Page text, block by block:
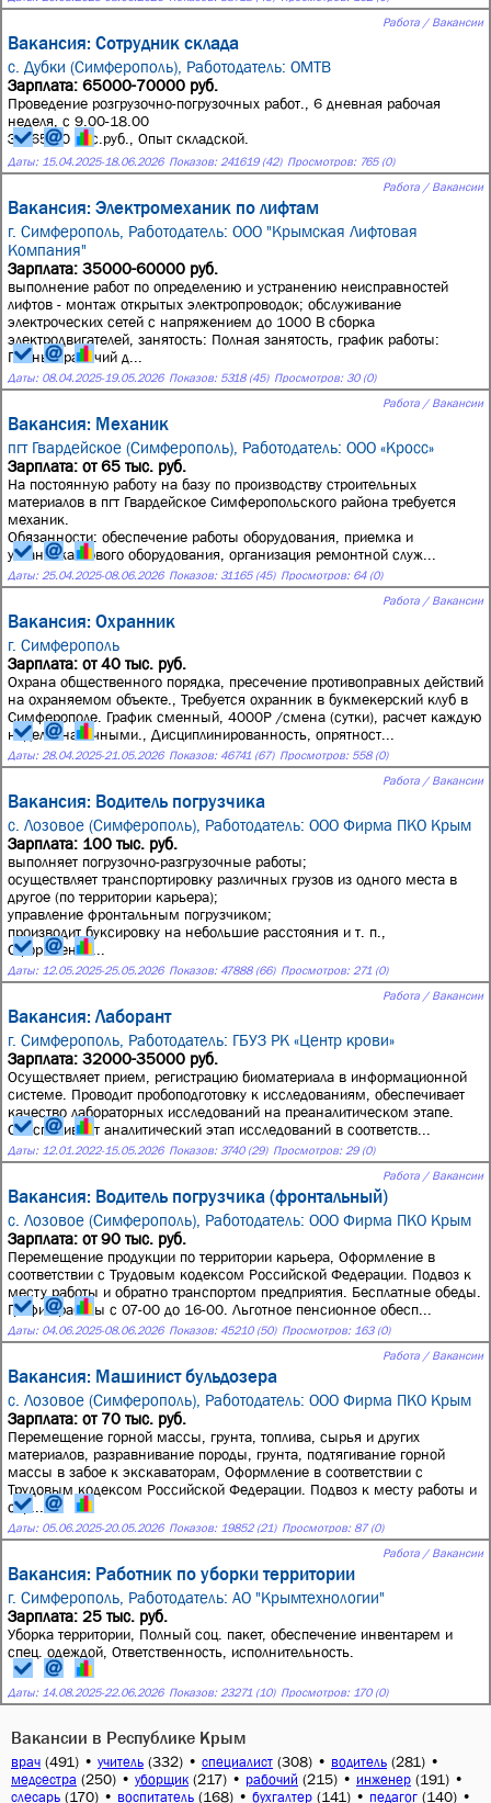
Работа / Вакансии
Вакансия: Сотрудник склада
с. Дубки (Симферополь), Работодатель: ОМТВ
Зарплата: 65000-70000 руб.
Проведение розгрузочно-погрузочных работ., 6 дневная рабочая
неделя, с 9.00-18.00
ЗП 65-70 тыс.руб., Опыт складской.
Даты: 15.04.2025-18.06.2026 Показов: 241619 (42) Просмотров: 765 (0)
Работа / Вакансии
Вакансия: Электромеханик по лифтам
г. Симферополь, Работодатель: ООО "Крымская Лифтовая
Компания"
Зарплата: 35000-60000 руб.
выполнение работ по определению и устранению неисправностей
лифтов - монтаж открытых электропроводок; обслуживание
электроческих сетей с напряжением до 1000 В сборка
электродвигателей, занятость: Полная занятость, график работы:
Полный рабочий д...
Даты: 08.04.2025-19.05.2026 Показов: 5318 (45) Просмотров: 30 (0)
Работа / Вакансии
Вакансия: Механик
пгт Гвардейское (Симферополь), Работодатель: ООО «Кросс»
Зарплата: от 65 тыс. руб.
На постоянную работу на базу по производству строительных
материалов в пгт Гвардейское Симферопольского района требуется
механик.
Обязанности: обеспечение работы оборудования, приемка и
установка нового оборудования, организация ремонтной служ...
Даты: 25.04.2025-08.06.2026 Показов: 31165 (45) Просмотров: 64 (0)
Работа / Вакансии
Вакансия: Охранник
г. Симферополь
Зарплата: от 40 тыс. руб.
Охрана общественного порядка, пресечение противоправных действий
на охраняемом объекте., Требуется охранник в букмекерский клуб в
Симферополе. График сменный, 4000Р /смена (сутки), расчет каждую
неделю наличными., Дисциплинированность, опрятност...
Даты: 28.04.2025-21.05.2026 Показов: 46741 (67) Просмотров: 558 (0)
Работа / Вакансии
Вакансия: Водитель погрузчика
с. Лозовое (Симферополь), Работодатель: ООО Фирма ПКО Крым
Зарплата: 100 тыс. руб.
выполняет погрузочно-разгрузочные работы;
осуществляет транспортировку различных грузов из одного места в
другое (по территории карьера);
управление фронтальным погрузчиком;
производит буксировку на небольшие расстояния и т. п.,
Оформление...
Даты: 12.05.2025-25.05.2026 Показов: 47888 (66) Просмотров: 271 (0)
Работа / Вакансии
Вакансия: Лаборант
г. Симферополь, Работодатель: ГБУЗ РК «Центр крови»
Зарплата: 32000-35000 руб.
Осуществляет прием, регистрацию биоматериала в информационной
системе. Проводит пробоподготовку к исследованиям, обеспечивает
качество лабораторных исследований на преаналитическом этапе.
Обеспечивает аналитический этап исследований в соответств...
Даты: 12.01.2022-15.05.2026 Показов: 3740 (29) Просмотров: 29 (0)
Работа / Вакансии
Вакансия: Водитель погрузчика (фронтальный)
с. Лозовое (Симферополь), Работодатель: ООО Фирма ПКО Крым
Зарплата: от 90 тыс. руб.
Перемещение продукции по территории карьера, Оформление в
соответствии с Трудовым кодексом Российской Федерации. Подвоз к
месту работы и обратно транспортом предприятия. Бесплатные обеды.
График работы с 07-00 до 16-00. Льготное пенсионное обесп...
Даты: 04.06.2025-08.06.2026 Показов: 45210 (50) Просмотров: 163 (0)
Работа / Вакансии
Вакансия: Машинист бульдозера
с. Лозовое (Симферополь), Работодатель: ООО Фирма ПКО Крым
Зарплата: от 70 тыс. руб.
Перемещение горной массы, грунта, топлива, сырья и других
материалов, разравнивание породы, грунта, подтягивание горной
массы в забое к экскаваторам, Оформление в соответствии с
Трудовым кодексом Российской Федерации. Подвоз к месту работы и
обр...
Даты: 05.06.2025-20.05.2026 Показов: 19852 (21) Просмотров: 87 (0)
Работа / Вакансии
Вакансия: Работник по уборки территории
г. Симферополь, Работодатель: АО "Крымтехнологии"
Зарплата: 25 тыс. руб.
Уборка территории, Полный соц. пакет, обеспечение инвентарем и
спец. одеждой, Ответственность, исполнительность.
Даты: 14.08.2025-22.06.2026 Показов: 23271 (10) Просмотров: 170 (0)
Вакансии в Республике Крым
врач (491) • учитель (332) • специалист (308) • водитель (281) •
медсестра (250) • уборщик (217) • рабочий (215) • инженер (191) •
слесарь (170) • воспитатель (168) • бухгалтер (141) • педагог (140) •